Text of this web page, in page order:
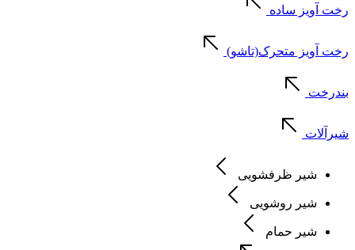
رخت آویز ساده
رخت آویز متحرک(تاشو)
بندرخت
شیرآلات
شیر ظرفشویی
شیر روشویی
شیر حمام